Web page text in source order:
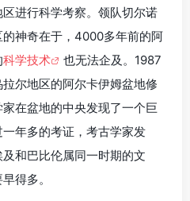
进行科学考察。领队切尔诺
神奇在于，4000多年前的阿
科学技术
也无法企及。1987
尔地区的阿尔卡伊姆盆地修
在盆地的中央发现了一个巨
年多的考证，考古学家发
和巴比伦属同一时期的文
得多。